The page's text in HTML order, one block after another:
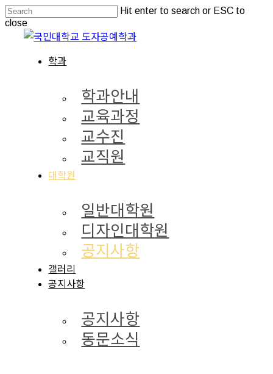
Skip
to
main
content
Hit enter to search or ESC to
close
Close
Search
학과
학과안내
교육과정
교수진
교직원
대학원
일반대학원
디자인대학원
공지사항
갤러리
공지사항
공지사항
동문소식